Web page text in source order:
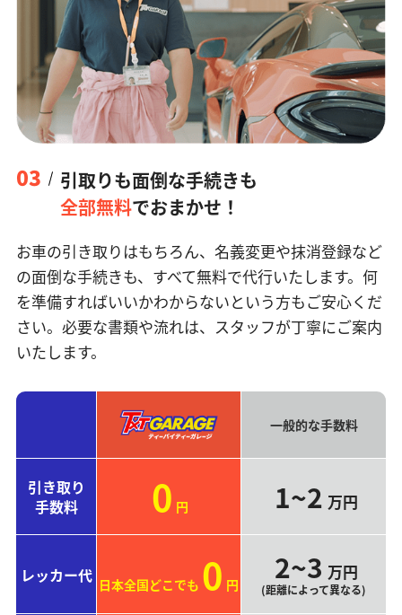
03
引取りも面倒な手続きも
全部無料でおまかせ！
お車の引き取りはもちろん、名義変更や抹消登録など
の面倒な手続きも、すべて無料で代行いたします。何
を準備すればいいかわからないという方もご安心くだ
さい。必要な書類や流れは、スタッフが丁寧にご案内
いたします。
一般的な手数料
引き取り
手数料
0 円 1~2 万円
レッカー代 日本全国どこでも 0 円 2~3 万円
(距離によって異なる)